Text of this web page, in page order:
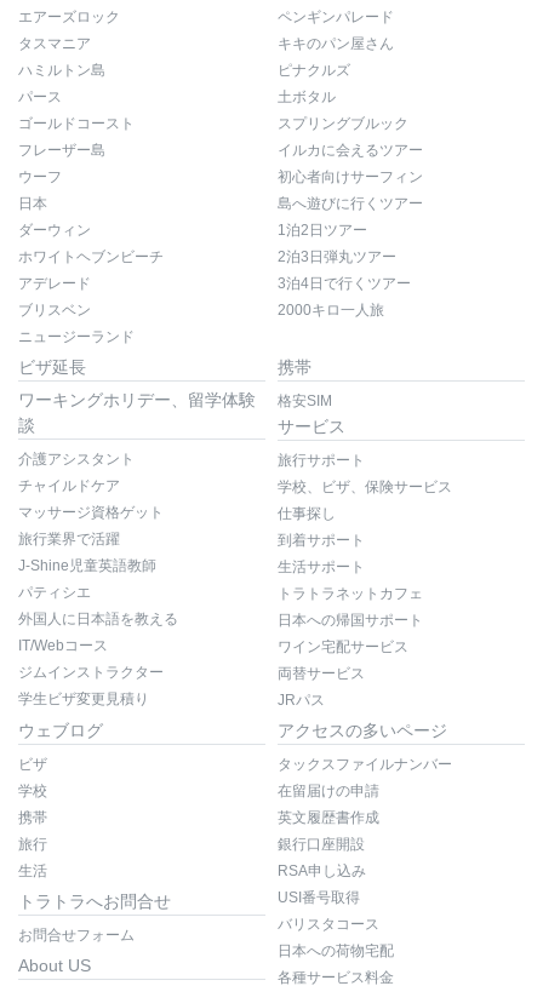
エアーズロック
タスマニア
ハミルトン島
パース
ゴールドコースト
フレーザー島
ウーフ
日本
ダーウィン
ホワイトヘブンビーチ
アデレード
ブリスベン
ニュージーランド
ペンギンパレード
キキのパン屋さん
ピナクルズ
土ボタル
スプリングブルック
イルカに会えるツアー
初心者向けサーフィン
島へ遊びに行くツアー
1泊2日ツアー
2泊3日弾丸ツアー
3泊4日で行くツアー
2000キロ一人旅
ビザ延長
ワーキングホリデー、留学体験
談
介護アシスタント
チャイルドケア
マッサージ資格ゲット
旅行業界で活躍
J-Shine児童英語教師
パティシエ
外国人に日本語を教える
IT/Webコース
ジムインストラクター
学生ビザ変更見積り
携帯
格安SIM
サービス
旅行サポート
学校、ビザ、保険サービス
仕事探し
到着サポート
生活サポート
トラトラネットカフェ
日本への帰国サポート
ワイン宅配サービス
両替サービス
JRパス
ウェブログ
ビザ
学校
携帯
旅行
生活
トラトラへお問合せ
お問合せフォーム
About US
アクセスの多いページ
タックスファイルナンバー
在留届けの申請
英文履歴書作成
銀行口座開設
RSA申し込み
USI番号取得
バリスタコース
日本への荷物宅配
各種サービス料金